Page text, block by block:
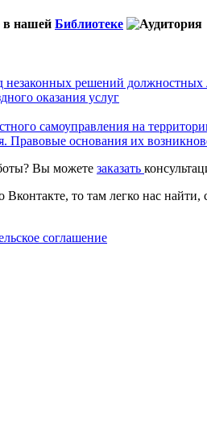
в нашей Библиотеке
решений должностных
оказания услуг
самоуправления на
Правовые основания их
Вы можете заказать
то там легко нас найти,
соглашение